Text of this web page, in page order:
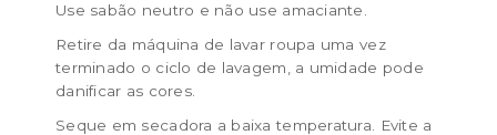
Use sabão neutro e não use amaciante.
Retire da máquina de lavar roupa uma vez
terminado o ciclo de lavagem, a umidade pode
danificar as cores.
Seque em secadora a baixa temperatura. Evite a